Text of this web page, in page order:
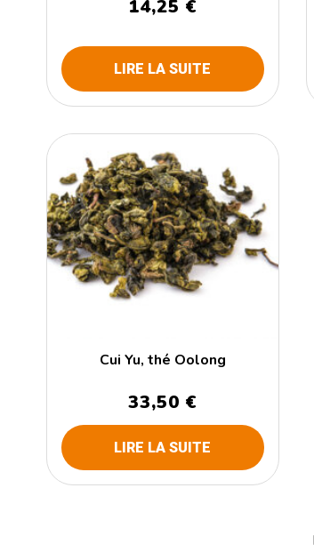
14,25 €
LIRE LA SUITE
Cui Yu, thé Oolong
33,50 €
LIRE LA SUITE